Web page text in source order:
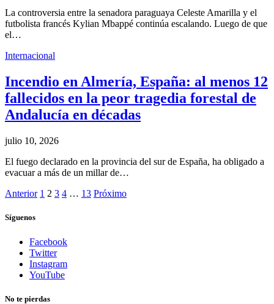
La controversia entre la senadora paraguaya Celeste Amarilla y el
futbolista francés Kylian Mbappé continúa escalando. Luego de que
el…
Internacional
Incendio en Almería, España: al menos 12
fallecidos en la peor tragedia forestal de
Andalucía en décadas
julio 10, 2026
El fuego declarado en la provincia del sur de España, ha obligado a
evacuar a más de un millar de…
Anterior 1 2 3 4 … 13 Próximo
Síguenos
Facebook
Twitter
Instagram
YouTube
No te pierdas